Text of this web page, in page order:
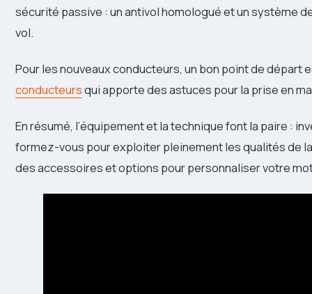
sécurité passive : un antivol homologué et un système
vol.
Pour les nouveaux conducteurs, un bon point de départ
conducteursqui apporte des astuces pour la prise en
En résumé, l’équipement et la technique font la paire :
formez-vous pour exploiter pleinement les qualités de
des accessoires et options pour personnaliser votre